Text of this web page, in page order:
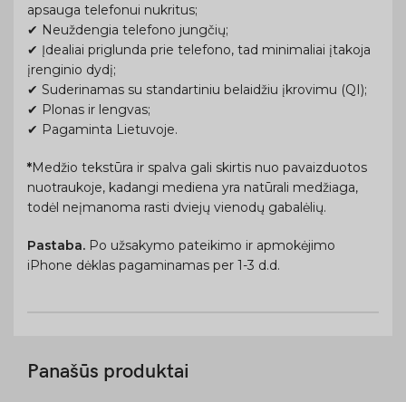
apsauga telefonui nukritus;
✔ Neuždengia telefono jungčių;
✔ Įdealiai priglunda prie telefono, tad minimaliai įtakoja
įrenginio dydį;
✔ Suderinamas su standartiniu belaidžiu įkrovimu (QI);
✔ Plonas ir lengvas;
✔ Pagaminta Lietuvoje.
*Medžio tekstūra ir spalva gali skirtis nuo pavaizduotos
nuotraukoje, kadangi mediena yra natūrali medžiaga,
todėl neįmanoma rasti dviejų vienodų gabalėlių.
Pastaba. Po užsakymo pateikimo ir apmokėjimo
iPhone dėklas pagaminamas per 1-3 d.d.
Panašūs produktai